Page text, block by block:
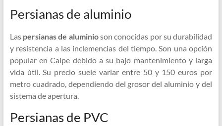
Persianas de aluminio
Laspersianas de aluminioson conocidas por su durabilidad
y resistencia a las inclemencias del tiempo. Son una opción
popular en Calpe debido a su bajo mantenimiento y larga
vida útil. Su precio suele variar entre 50 y 150 euros por
metro cuadrado, dependiendo del grosor del aluminio y del
sistema de apertura.
Persianas de PVC